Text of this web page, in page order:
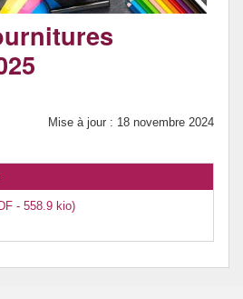
Mise à jour : 18 novembre 2024
- 558.9 kio)